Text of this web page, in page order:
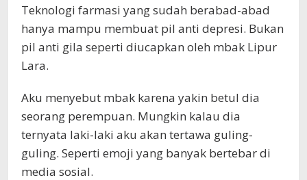
Teknologi farmasi yang sudah berabad-abad
hanya mampu membuat pil anti depresi. Bukan
pil anti gila seperti diucapkan oleh mbak Lipur
Lara.
Aku menyebut mbak karena yakin betul dia
seorang perempuan. Mungkin kalau dia
ternyata laki-laki aku akan tertawa guling-
guling. Seperti emoji yang banyak bertebar di
media sosial.